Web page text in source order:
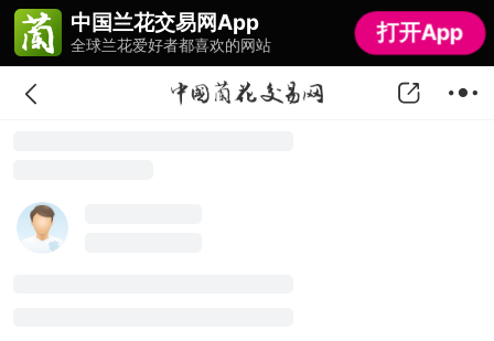
中国兰花交易网App
全球兰花爱好者都喜欢的网站 打开App
中国兰花交易网App
全球兰花爱好者都喜欢的网站 打开App